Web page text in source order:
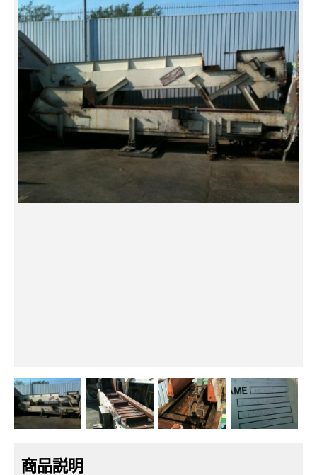
商品説明